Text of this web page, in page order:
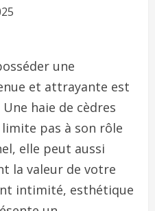
une
et attrayante est
haie de cèdres
pas à son rôle
elle peut aussi
la valeur de votre
intimité, esthétique